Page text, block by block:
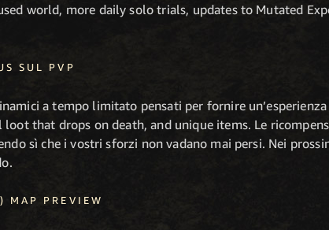
world, more daily solo trials, updates to Mutated
SUL PVP
a tempo limitato pensati per fornire
loot that drops on death, and unique items. Le
sì che i vostri sforzi non vadano mai persi. Nei
MAP PREVIEW